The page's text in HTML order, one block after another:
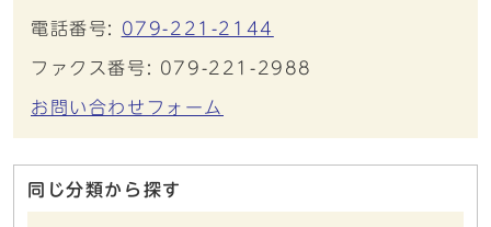
電話番号: 079-221-2144
ファクス番号: 079-221-2988
お問い合わせフォーム
同じ分類から探す